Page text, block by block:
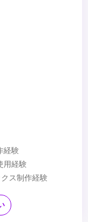
経験
用経験
ス制作経験
験